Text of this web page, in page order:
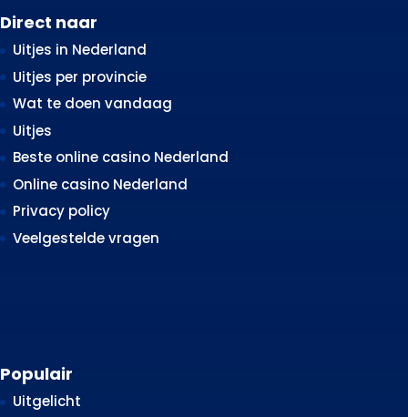
Direct naar
Uitjes in Nederland
Uitjes per provincie
Wat te doen vandaag
Uitjes
Beste online casino Nederland
Online casino Nederland
Privacy policy
Veelgestelde vragen
Populair
Uitgelicht